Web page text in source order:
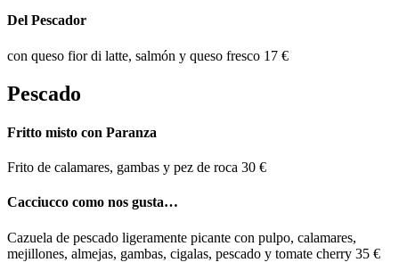
Del Pescador
con queso fior di latte, salmón y queso fresco 17 €
Pescado
Fritto misto con Paranza
Frito de calamares, gambas y pez de roca 30 €
Cacciucco como nos gusta…
Cazuela de pescado ligeramente picante con pulpo, calamares,
mejillones, almejas, gambas, cigalas, pescado y tomate cherry 35 €